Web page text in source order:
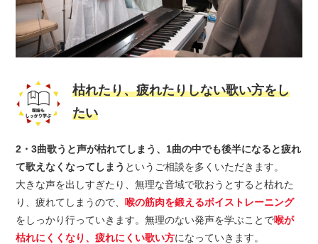
枯れたり、疲れたりしない歌い方をし
たい
2・3曲歌うと声が枯れてしまう、1曲の中でも後半になると疲れ
て歌えなくなってしまう というご相談を多くいただきます。
大きな声を出しすぎたり、無理な音域で歌おうとすると枯れた
り、疲れてしまうので、 喉の筋肉を鍛えるボイストレーニング
をしっかり行っていきます。無理のない発声を学ぶことで喉が
枯れにくくなり、疲れにくい歌い方になっていきます。